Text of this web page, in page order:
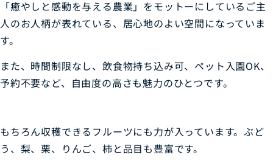
「癒やしと感動を与える農業」をモットーにしているご主
人のお人柄が表れている、居心地のよい空間になっていま
す。
また、時間制限なし、飲食物持ち込み可、ペット入園OK、
予約不要など、自由度の高さも魅力のひとつです。
もちろん収穫できるフルーツにも力が入っています。ぶど
う、梨、栗、りんご、柿と品目も豊富です。